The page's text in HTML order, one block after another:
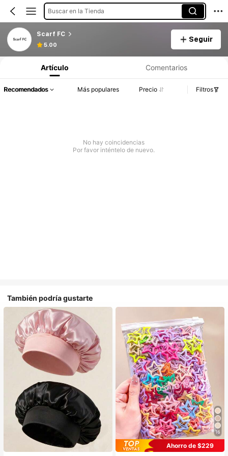
Buscar en la Tienda
Scarf FC
5.00
Seguir
Artículo Comentarios
Recomendados Más populares Precio Filtros
No hay coincidencias
Por favor inténtelo de nuevo.
También podría gustarte
16
Ahorro de $229
#1 Más vendidos
en Aleación De Hierro Accesorios para el cabello d